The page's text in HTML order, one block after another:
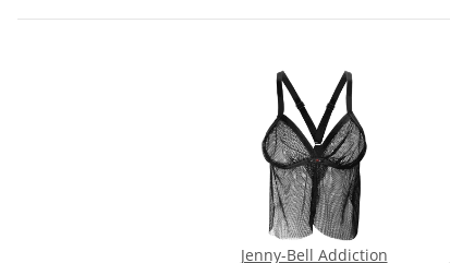
Jenny-Bell Addiction